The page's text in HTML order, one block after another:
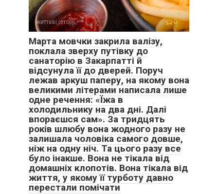
життєві історії 0
Марта мовчки закрила валізу,
поклала зверху путівку до
санаторію в Закарпатті й
відсунула її до дверей. Поруч
лежав аркуш паперу, на якому вона
великими літерами написала лише
одне речення: «Їжа в
холодильнику на два дні. Далі
впораєшся сам». За тридцять
років шлюбу вона жодного разу не
залишала чоловіка самого довше,
ніж на одну ніч. Та цього разу все
було інакше. Вона не тікала від
домашніх клопотів. Вона тікала від
життя, у якому її турботу давно
перестали помічати